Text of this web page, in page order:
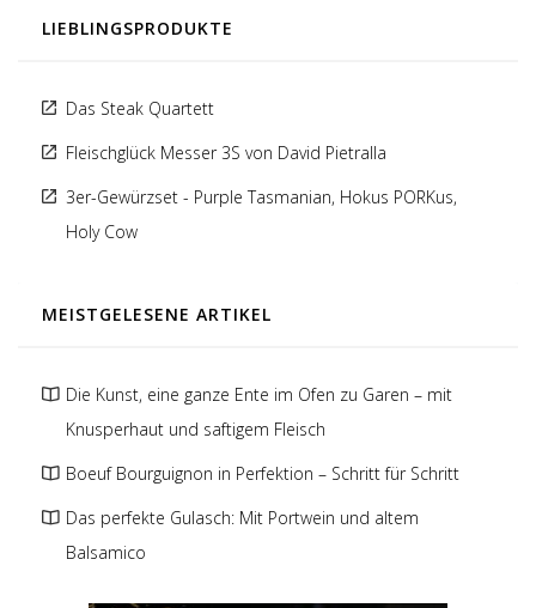
LIEBLINGSPRODUKTE
Das Steak Quartett
Fleischglück Messer 3S von David Pietralla
3er-Gewürzset - Purple Tasmanian, Hokus PORKus,
Holy Cow
MEISTGELESENE ARTIKEL
Die Kunst, eine ganze Ente im Ofen zu Garen – mit
Knusperhaut und saftigem Fleisch
Boeuf Bourguignon in Perfektion – Schritt für Schritt
Das perfekte Gulasch: Mit Portwein und altem
Balsamico